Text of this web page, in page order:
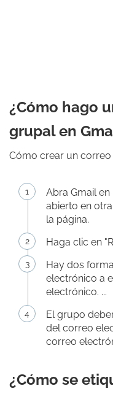
¿Cómo hago
grupal en
Cómo crear un
Abra Gmail en
abierto en
la página.
Haga clic en
Hay dos
electrónico a
electrónico. ...
El grupo
del correo
correo
¿Cómo se